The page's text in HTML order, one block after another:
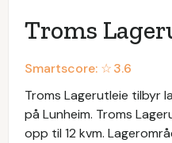
Troms
Smartscore: ☆3.6
Troms Lagerutleie tilbyr
på Lunheim. Troms
opp til 12 kvm.